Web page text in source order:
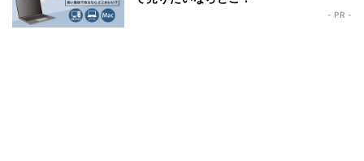
- PR -